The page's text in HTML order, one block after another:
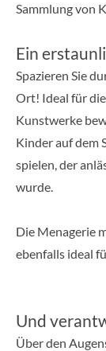
Sammlung von
Ein
Spazieren Sie
Ort! Ideal für
Kunstwerke
Kinder auf dem
spielen, der
wurde.
Die Menagerie
ebenfalls ideal
Und
Über den